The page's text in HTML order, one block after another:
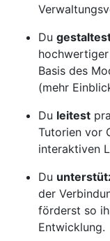
Du
Basis des
(mehr
Du leitest
Tutorien vor
interaktiven
Du
der
förderst so
Entwicklung.